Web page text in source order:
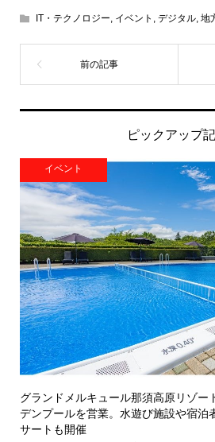
IT・テクノロジー, イベント , デジタル, 地
ピックアップ
イベント
グランドメルキュール那須高原リゾー
デンプールを営業。水遊び施設や宿泊
サートも開催